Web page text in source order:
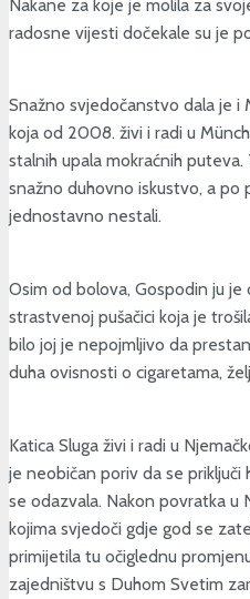
Nakane za koje je molila za
radosne vijesti dočekale su je
Snažno svjedočanstvo dala je i
koja od 2008. živi i radi u
stalnih upala mokraćnih
snažno duhovno iskustvo, a po
jednostavno nestali.
Osim od bolova, Gospodin ju je
strastvenoj pušačici koja je
bilo joj je nepojmljivo da
duha ovisnosti o cigaretama,
Katica Sluga živi i radi u
je neobičan poriv da se priključi
se odazvala. Nakon povratka u
kojima svjedoči gdje god se
primijetila tu očiglednu
zajedništvu s Duhom Svetim